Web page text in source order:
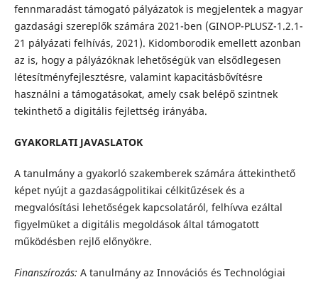
fennmaradást támogató pályázatok is megjelentek a magyar
gazdasági szereplők számára 2021-ben (GINOP-PLUSZ-1.2.1-
21 pályázati felhívás, 2021). Kidomborodik emellett azonban
az is, hogy a pályázóknak lehetőségük van elsődlegesen
létesítményfejlesztésre, valamint kapacitásbővítésre
használni a támogatásokat, amely csak belépő szintnek
tekinthető a digitális fejlettség irányába.
GYAKORLATI JAVASLATOK
A tanulmány a gyakorló szakemberek számára áttekinthető
képet nyújt a gazdaságpolitikai célkitűzések és a
megvalósítási lehetőségek kapcsolatáról, felhívva ezáltal
figyelmüket a digitális megoldások által támogatott
működésben rejlő előnyökre.
Finanszírozás: A tanulmány az Innovációs és Technológiai